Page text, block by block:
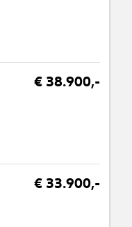
€ 38.900,-
€ 33.900,-